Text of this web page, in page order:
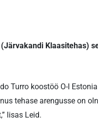
Klaasitehas)
Turro koostöö O-I
tehase arengusse on
lisas Leid.